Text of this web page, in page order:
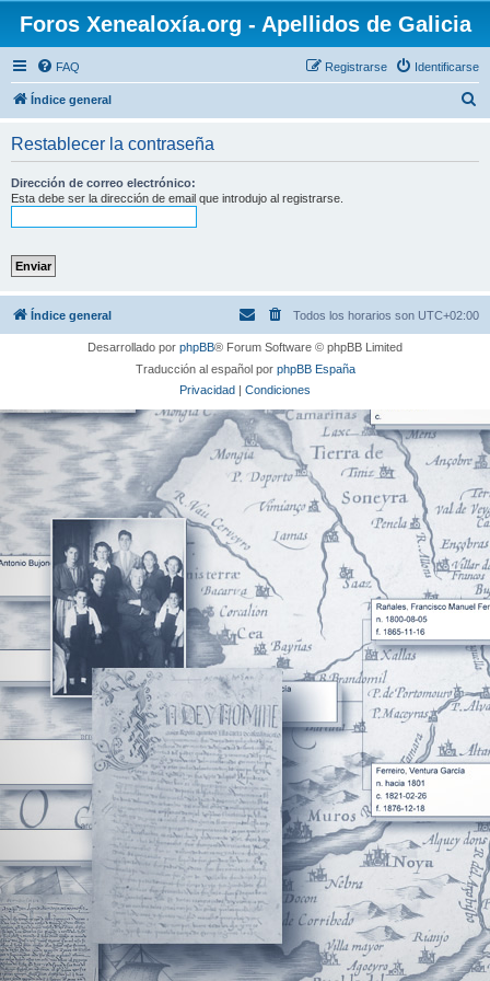
Foros Xenealoxía.org - Apellidos de Galicia
FAQ Identificarse
Registrarse
Índice general
Restablecer la contraseña
Dirección de correo electrónico:
Esta debe ser la dirección de email que introdujo al registrarse.
Índice general Todos los horarios son UTC+02:00
Desarrollado por phpBB® Forum Software © phpBB Limited
Traducción al español por phpBB España
Privacidad | Condiciones